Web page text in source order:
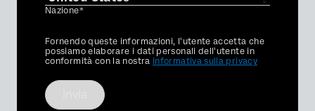
Nazione*
Privacy
Optin
Fornendo queste informazioni, l'utente accetta che
possiamo elaborare i dati personali dell'utente in
conformità con la nostra Informativa sulla privacy